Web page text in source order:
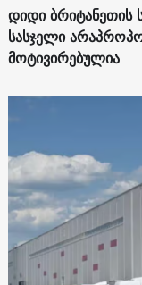
დიდი
სასჯელი
მოტივირებულია